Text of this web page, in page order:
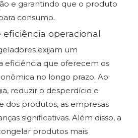
e garantindo que o produto
consumo.
operacional
exijam um
eficiência que oferecem os
no longo prazo. Ao
reduzir o desperdício e
dos produtos, as empresas
significativas. Além disso, a
produtos mais